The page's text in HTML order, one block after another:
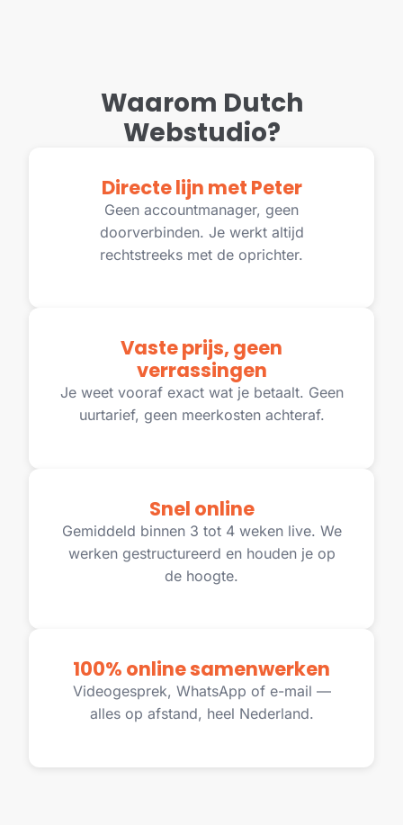
Waarom Dutch
Webstudio?
Directe lijn met Peter
Geen accountmanager, geen
doorverbinden. Je werkt altijd
rechtstreeks met de oprichter.
Vaste prijs, geen
verrassingen
Je weet vooraf exact wat je betaalt. Geen
uurtarief, geen meerkosten achteraf.
Snel online
Gemiddeld binnen 3 tot 4 weken live. We
werken gestructureerd en houden je op
de hoogte.
100% online samenwerken
Videogesprek, WhatsApp of e-mail —
alles op afstand, heel Nederland.